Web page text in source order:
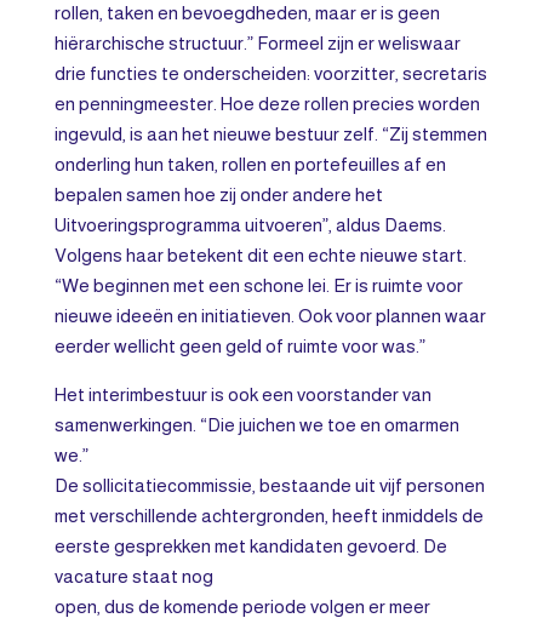
rollen, taken en bevoegdheden, maar er is geen
hiërarchische structuur.” Formeel zijn er weliswaar
drie functies te onderscheiden: voorzitter, secretaris
en penningmeester. Hoe deze rollen precies worden
ingevuld, is aan het nieuwe bestuur zelf. “Zij stemmen
onderling hun taken, rollen en portefeuilles af en
bepalen samen hoe zij onder andere het
Uitvoeringsprogramma uitvoeren”, aldus Daems.
Volgens haar betekent dit een echte nieuwe start.
“We beginnen met een schone lei. Er is ruimte voor
nieuwe ideeën en initiatieven. Ook voor plannen waar
eerder wellicht geen geld of ruimte voor was.”
Het interimbestuur is ook een voorstander van
samenwerkingen. “Die juichen we toe en omarmen
we.”
De sollicitatiecommissie, bestaande uit vijf personen
met verschillende achtergronden, heeft inmiddels de
eerste gesprekken met kandidaten gevoerd. De
vacature staat nog
open, dus de komende periode volgen er meer